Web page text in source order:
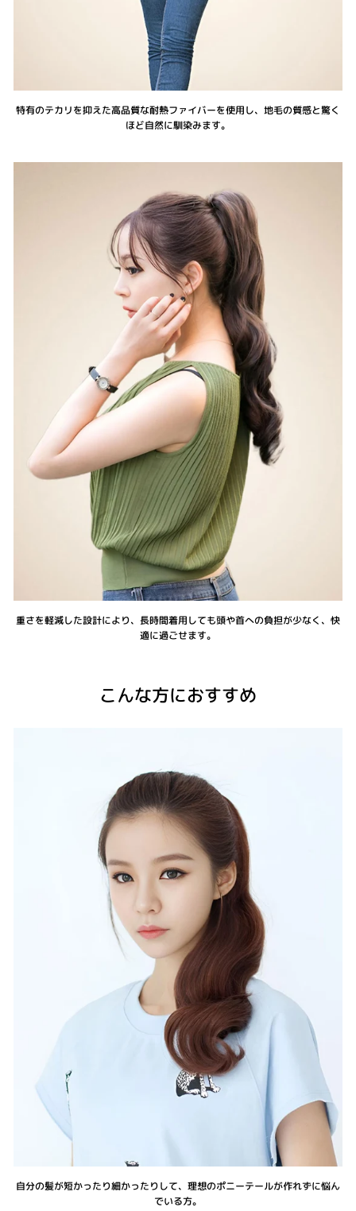
特有のテカリを抑えた高品質な耐熱ファイバーを使用し、地毛の質感と驚く
ほど自然に馴染みます。
重さを軽減した設計により、長時間着用しても頭や首への負担が少なく、快
適に過ごせます。
こんな方におすすめ
自分の髪が短かったり細かったりして、理想のポニーテールが作れずに悩ん
でいる方。